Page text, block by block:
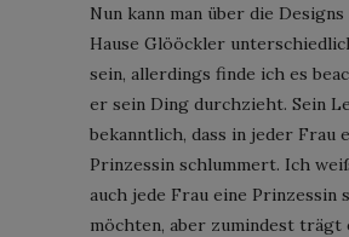
Nun kann man über die Designs
Hause Glööckler
sein, allerdings finde ich es
er sein Ding durchzieht. Sein
bekanntlich, dass in jeder Frau
Prinzessin schlummert. Ich
auch jede Frau eine Prinzessin
möchten, aber zumindest trägt